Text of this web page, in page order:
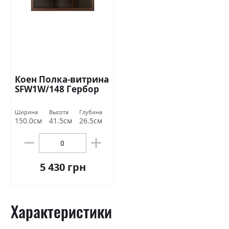
Коен Полка-витрина
SFW1W/148 Гербор
Ширина
150.0см
Высота
41.5см
Глубина
26.5см
5 430 грн
Характеристики